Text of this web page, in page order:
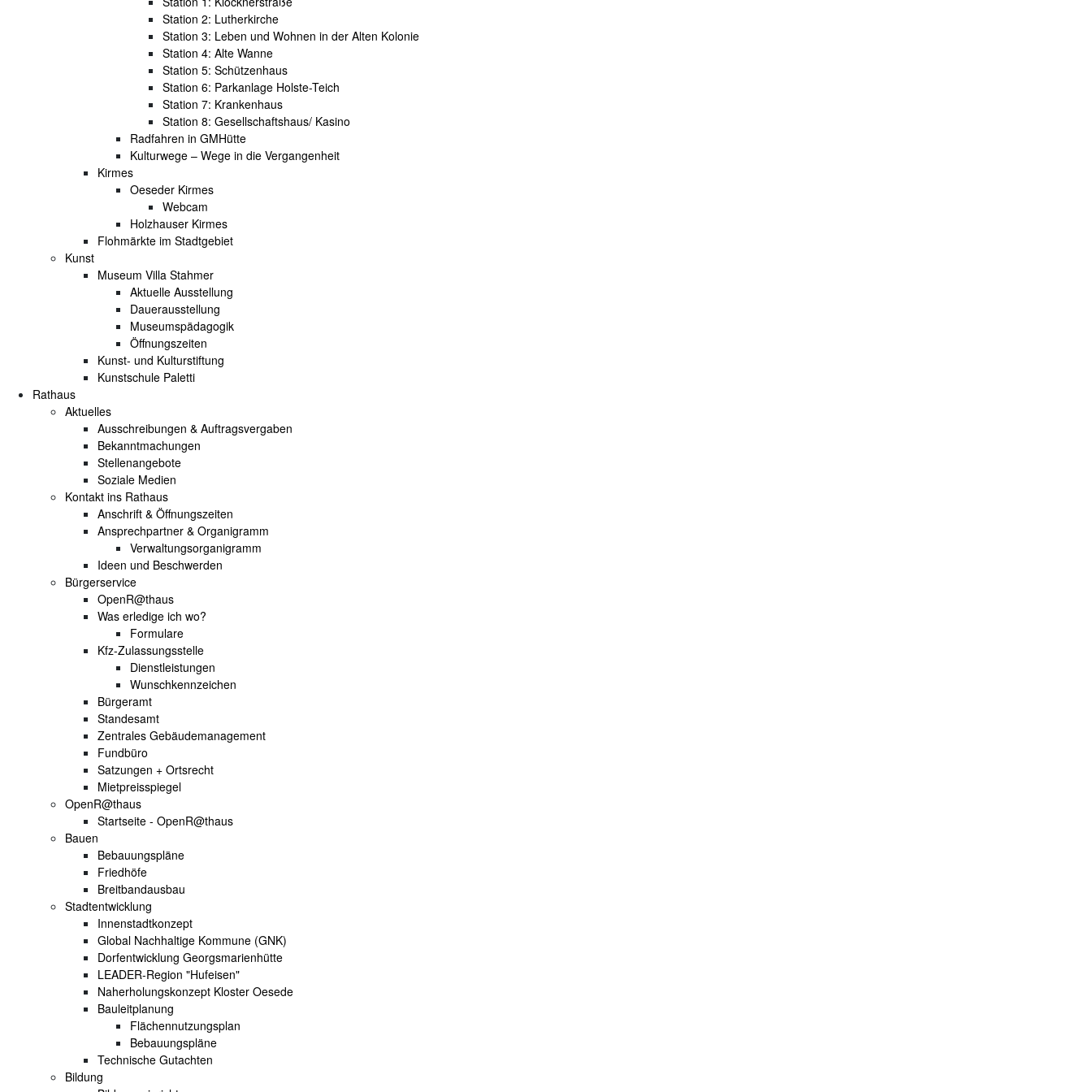
Station 2: Lutherkirche
Station 3: Leben und Wohnen in der Alten Kolonie
Station 4: Alte Wanne
Station 5: Schützenhaus
Station 6: Parkanlage Holste-Teich
Station 7: Krankenhaus
Station 8: Gesellschaftshaus/ Kasino
Radfahren in GMHütte
Kulturwege – Wege in die Vergangenheit
Kirmes
Oeseder Kirmes
Webcam
Holzhauser Kirmes
Flohmärkte im Stadtgebiet
Kunst
Museum Villa Stahmer
Aktuelle Ausstellung
Dauerausstellung
Museumspädagogik
Öffnungszeiten
Kunst- und Kulturstiftung
Kunstschule Paletti
Rathaus
Aktuelles
Ausschreibungen & Auftragsvergaben
Bekanntmachungen
Stellenangebote
Soziale Medien
Kontakt ins Rathaus
Anschrift & Öffnungszeiten
Ansprechpartner & Organigramm
Verwaltungsorganigramm
Ideen und Beschwerden
Bürgerservice
OpenR@thaus
Was erledige ich wo?
Formulare
Kfz-Zulassungsstelle
Dienstleistungen
Wunschkennzeichen
Bürgeramt
Standesamt
Zentrales Gebäudemanagement
Fundbüro
Satzungen + Ortsrecht
Mietpreisspiegel
OpenR@thaus
Startseite - OpenR@thaus
Bauen
Bebauungspläne
Friedhöfe
Breitbandausbau
Stadtentwicklung
Innenstadtkonzept
Global Nachhaltige Kommune (GNK)
Dorfentwicklung Georgsmarienhütte
LEADER-Region "Hufeisen"
Naherholungskonzept Kloster Oesede
Bauleitplanung
Flächennutzungsplan
Bebauungspläne
Technische Gutachten
Bildung